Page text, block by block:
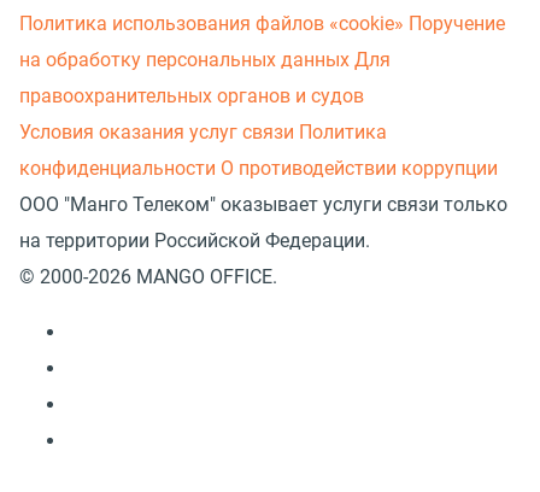
Политика использования файлов «cookie» Поручение
на обработку персональных данных Для
правоохранительных органов и судов
Условия оказания услуг связи Политика
конфиденциальности О противодействии коррупции
ООО "Манго Телеком" оказывает услуги связи только
на территории Российской Федерации.
© 2000-2026 MANGO OFFICE.